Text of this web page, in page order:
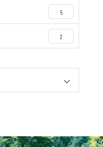
5
2